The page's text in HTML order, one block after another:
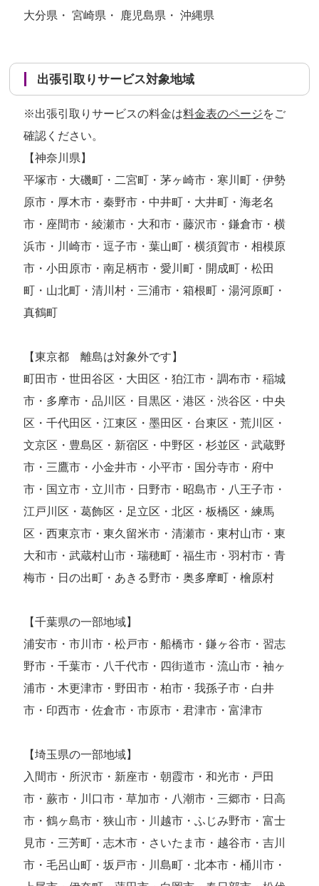
大分県・ 宮崎県・ 鹿児島県・ 沖縄県
出張引取りサービス対象地域
※出張引取りサービスの料金は料金表のページをご
確認ください。
【神奈川県】
平塚市・大磯町・二宮町・茅ヶ崎市・寒川町・伊勢
原市・厚木市・秦野市・中井町・大井町・海老名
市・座間市・綾瀬市・大和市・藤沢市・鎌倉市・横
浜市・川崎市・逗子市・葉山町・横須賀市・相模原
市・小田原市・南足柄市・愛川町・開成町・松田
町・山北町・清川村・三浦市・箱根町・湯河原町・
真鶴町
【東京都 離島は対象外です】
町田市・世田谷区・大田区・狛江市・調布市・稲城
市・多摩市・品川区・目黒区・港区・渋谷区・中央
区・千代田区・江東区・墨田区・台東区・荒川区・
文京区・豊島区・新宿区・中野区・杉並区・武蔵野
市・三鷹市・小金井市・小平市・国分寺市・府中
市・国立市・立川市・日野市・昭島市・八王子市・
江戸川区・葛飾区・足立区・北区・板橋区・練馬
区・西東京市・東久留米市・清瀬市・東村山市・東
大和市・武蔵村山市・瑞穂町・福生市・羽村市・青
梅市・日の出町・あきる野市・奥多摩町・檜原村
【千葉県の一部地域】
浦安市・市川市・松戸市・船橋市・鎌ヶ谷市・習志
野市・千葉市・八千代市・四街道市・流山市・袖ヶ
浦市・木更津市・野田市・柏市・我孫子市・白井
市・印西市・佐倉市・市原市・君津市・富津市
【埼玉県の一部地域】
入間市・所沢市・新座市・朝霞市・和光市・戸田
市・蕨市・川口市・草加市・八潮市・三郷市・日高
市・鶴ヶ島市・狭山市・川越市・ふじみ野市・富士
見市・三芳町・志木市・さいたま市・越谷市・吉川
市・毛呂山町・坂戸市・川島町・北本市・桶川市・